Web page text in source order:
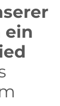
ein